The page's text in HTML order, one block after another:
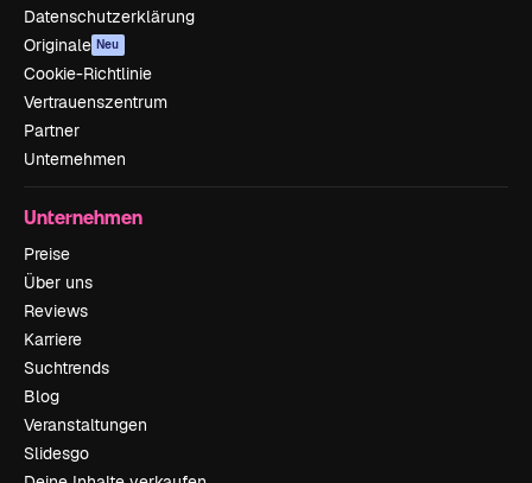
Datenschutzerklärung
Originale Neu
Cookie-Richtlinie
Vertrauenszentrum
Partner
Unternehmen
Unternehmen
Preise
Über uns
Reviews
Karriere
Suchtrends
Blog
Veranstaltungen
Slidesgo